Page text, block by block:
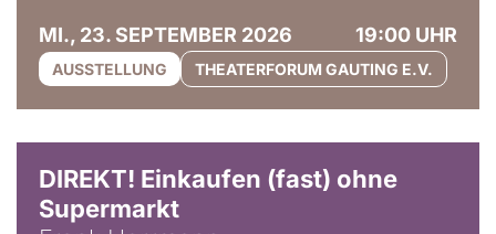
MI., 23. SEPTEMBER 2026 19:00 UHR
AUSSTELLUNG THEATERFORUM GAUTING E.V.
DIREKT! Einkaufen (fast) ohne
Supermarkt